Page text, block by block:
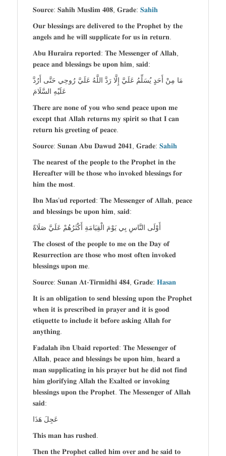
𝐒𝐨𝐮𝐫𝐜𝐞: 𝐒𝐚𝐡𝐢𝐡 𝐌𝐮𝐬𝐥𝐢𝐦 𝟒𝟎𝟖, 𝐆𝐫𝐚𝐝𝐞: 𝐒𝐚𝐡𝐢𝐡
𝐎𝐮𝐫 𝐛𝐥𝐞𝐬𝐬𝐢𝐧𝐠𝐬 𝐚𝐫𝐞 𝐝𝐞𝐥𝐢𝐯𝐞𝐫𝐞𝐝 𝐭𝐨 𝐭𝐡𝐞 𝐏𝐫𝐨𝐩𝐡𝐞𝐭 𝐛𝐲 𝐭𝐡𝐞
𝐚𝐧𝐠𝐞𝐥𝐬 𝐚𝐧𝐝 𝐡𝐞 𝐰𝐢𝐥𝐥 𝐬𝐮𝐩𝐩𝐥𝐢𝐜𝐚𝐭𝐞 𝐟𝐨𝐫 𝐮𝐬 𝐢𝐧 𝐫𝐞𝐭𝐮𝐫𝐧.
𝐀𝐛𝐮 𝐇𝐮𝐫𝐚𝐢𝐫𝐚 𝐫𝐞𝐩𝐨𝐫𝐭𝐞𝐝: 𝐓𝐡𝐞 𝐌𝐞𝐬𝐬𝐞𝐧𝐠𝐞𝐫 𝐨𝐟 𝐀𝐥𝐥𝐚𝐡,
𝐩𝐞𝐚𝐜𝐞 𝐚𝐧𝐝 𝐛𝐥𝐞𝐬𝐬𝐢𝐧𝐠𝐬 𝐛𝐞 𝐮𝐩𝐨𝐧 𝐡𝐢𝐦, 𝐬𝐚𝐢𝐝:
مَا مِنْ أَحَدٍ يُسَلِّمُ عَلَيَّ إِلَّا رَدَّ اللَّهُ عَلَيَّ رُوحِي حَتَّى أَرُدَّ
عَلَيْهِ السَّلَامَ
𝐓𝐡𝐞𝐫𝐞 𝐚𝐫𝐞 𝐧𝐨𝐧𝐞 𝐨𝐟 𝐲𝐨𝐮 𝐰𝐡𝐨 𝐬𝐞𝐧𝐝 𝐩𝐞𝐚𝐜𝐞 𝐮𝐩𝐨𝐧 𝐦𝐞
𝐞𝐱𝐜𝐞𝐩𝐭 𝐭𝐡𝐚𝐭 𝐀𝐥𝐥𝐚𝐡 𝐫𝐞𝐭𝐮𝐫𝐧𝐬 𝐦𝐲 𝐬𝐩𝐢𝐫𝐢𝐭 𝐬𝐨 𝐭𝐡𝐚𝐭 𝐈 𝐜𝐚𝐧
𝐫𝐞𝐭𝐮𝐫𝐧 𝐡𝐢𝐬 𝐠𝐫𝐞𝐞𝐭𝐢𝐧𝐠 𝐨𝐟 𝐩𝐞𝐚𝐜𝐞.
𝐒𝐨𝐮𝐫𝐜𝐞: 𝐒𝐮𝐧𝐚𝐧 𝐀𝐛𝐮 𝐃𝐚𝐰𝐮𝐝 𝟐𝟎𝟒𝟏, 𝐆𝐫𝐚𝐝𝐞: 𝐒𝐚𝐡𝐢𝐡
𝐓𝐡𝐞 𝐧𝐞𝐚𝐫𝐞𝐬𝐭 𝐨𝐟 𝐭𝐡𝐞 𝐩𝐞𝐨𝐩𝐥𝐞 𝐭𝐨 𝐭𝐡𝐞 𝐏𝐫𝐨𝐩𝐡𝐞𝐭 𝐢𝐧 𝐭𝐡𝐞
𝐇𝐞𝐫𝐞𝐚𝐟𝐭𝐞𝐫 𝐰𝐢𝐥𝐥 𝐛𝐞 𝐭𝐡𝐨𝐬𝐞 𝐰𝐡𝐨 𝐢𝐧𝐯𝐨𝐤𝐞𝐝 𝐛𝐥𝐞𝐬𝐬𝐢𝐧𝐠𝐬 𝐟𝐨𝐫
𝐡𝐢𝐦 𝐭𝐡𝐞 𝐦𝐨𝐬𝐭.
𝐈𝐛𝐧 𝐌𝐚𝐬’𝐮𝐝 𝐫𝐞𝐩𝐨𝐫𝐭𝐞𝐝: 𝐓𝐡𝐞 𝐌𝐞𝐬𝐬𝐞𝐧𝐠𝐞𝐫 𝐨𝐟 𝐀𝐥𝐥𝐚𝐡, 𝐩𝐞𝐚𝐜𝐞
𝐚𝐧𝐝 𝐛𝐥𝐞𝐬𝐬𝐢𝐧𝐠𝐬 𝐛𝐞 𝐮𝐩𝐨𝐧 𝐡𝐢𝐦, 𝐬𝐚𝐢𝐝:
أَوْلَى النَّاسِ بِي يَوْمَ الْقِيَامَةِ أَكْثَرُهُمْ عَلَيَّ صَلَاةً
𝐓𝐡𝐞 𝐜𝐥𝐨𝐬𝐞𝐬𝐭 𝐨𝐟 𝐭𝐡𝐞 𝐩𝐞𝐨𝐩𝐥𝐞 𝐭𝐨 𝐦𝐞 𝐨𝐧 𝐭𝐡𝐞 𝐃𝐚𝐲 𝐨𝐟
𝐑𝐞𝐬𝐮𝐫𝐫𝐞𝐜𝐭𝐢𝐨𝐧 𝐚𝐫𝐞 𝐭𝐡𝐨𝐬𝐞 𝐰𝐡𝐨 𝐦𝐨𝐬𝐭 𝐨𝐟𝐭𝐞𝐧 𝐢𝐧𝐯𝐨𝐤𝐞𝐝
𝐛𝐥𝐞𝐬𝐬𝐢𝐧𝐠𝐬 𝐮𝐩𝐨𝐧 𝐦𝐞.
𝐒𝐨𝐮𝐫𝐜𝐞: 𝐒𝐮𝐧𝐚𝐧 𝐀𝐭-𝐓𝐢𝐫𝐦𝐢𝐝𝐡𝐢 𝟒𝟖𝟒, 𝐆𝐫𝐚𝐝𝐞: 𝐇𝐚𝐬𝐚𝐧
𝐈𝐭 𝐢𝐬 𝐚𝐧 𝐨𝐛𝐥𝐢𝐠𝐚𝐭𝐢𝐨𝐧 𝐭𝐨 𝐬𝐞𝐧𝐝 𝐛𝐥𝐞𝐬𝐬𝐢𝐧𝐠 𝐮𝐩𝐨𝐧 𝐭𝐡𝐞 𝐏𝐫𝐨𝐩𝐡𝐞𝐭
𝐰𝐡𝐞𝐧 𝐢𝐭 𝐢𝐬 𝐩𝐫𝐞𝐬𝐜𝐫𝐢𝐛𝐞𝐝 𝐢𝐧 𝐩𝐫𝐚𝐲𝐞𝐫 𝐚𝐧𝐝 𝐢𝐭 𝐢𝐬 𝐠𝐨𝐨𝐝
𝐞𝐭𝐢𝐪𝐮𝐞𝐭𝐭𝐞 𝐭𝐨 𝐢𝐧𝐜𝐥𝐮𝐝𝐞 𝐢𝐭 𝐛𝐞𝐟𝐨𝐫𝐞 𝐚𝐬𝐤𝐢𝐧𝐠 𝐀𝐥𝐥𝐚𝐡 𝐟𝐨𝐫
𝐚𝐧𝐲𝐭𝐡𝐢𝐧𝐠.
𝐅𝐚𝐝𝐚𝐥𝐚𝐡 𝐢𝐛𝐧 𝐔𝐛𝐚𝐢𝐝 𝐫𝐞𝐩𝐨𝐫𝐭𝐞𝐝: 𝐓𝐡𝐞 𝐌𝐞𝐬𝐬𝐞𝐧𝐠𝐞𝐫 𝐨𝐟
𝐀𝐥𝐥𝐚𝐡, 𝐩𝐞𝐚𝐜𝐞 𝐚𝐧𝐝 𝐛𝐥𝐞𝐬𝐬𝐢𝐧𝐠𝐬 𝐛𝐞 𝐮𝐩𝐨𝐧 𝐡𝐢𝐦, 𝐡𝐞𝐚𝐫𝐝 𝐚
𝐦𝐚𝐧 𝐬𝐮𝐩𝐩𝐥𝐢𝐜𝐚𝐭𝐢𝐧𝐠 𝐢𝐧 𝐡𝐢𝐬 𝐩𝐫𝐚𝐲𝐞𝐫 𝐛𝐮𝐭 𝐡𝐞 𝐝𝐢𝐝 𝐧𝐨𝐭 𝐟𝐢𝐧𝐝
𝐡𝐢𝐦 𝐠𝐥𝐨𝐫𝐢𝐟𝐲𝐢𝐧𝐠 𝐀𝐥𝐥𝐚𝐡 𝐭𝐡𝐞 𝐄𝐱𝐚𝐥𝐭𝐞𝐝 𝐨𝐫 𝐢𝐧𝐯𝐨𝐤𝐢𝐧𝐠
𝐛𝐥𝐞𝐬𝐬𝐢𝐧𝐠𝐬 𝐮𝐩𝐨𝐧 𝐭𝐡𝐞 𝐏𝐫𝐨𝐩𝐡𝐞𝐭. 𝐓𝐡𝐞 𝐌𝐞𝐬𝐬𝐞𝐧𝐠𝐞𝐫 𝐨𝐟 𝐀𝐥𝐥𝐚𝐡
𝐬𝐚𝐢𝐝:
عَجِلَ هَذَا
𝐓𝐡𝐢𝐬 𝐦𝐚𝐧 𝐡𝐚𝐬 𝐫𝐮𝐬𝐡𝐞𝐝.
𝐓𝐡𝐞𝐧 𝐭𝐡𝐞 𝐏𝐫𝐨𝐩𝐡𝐞𝐭 𝐜𝐚𝐥𝐥𝐞𝐝 𝐡𝐢𝐦 𝐨𝐯𝐞𝐫 𝐚𝐧𝐝 𝐡𝐞 𝐬𝐚𝐢𝐝 𝐭𝐨